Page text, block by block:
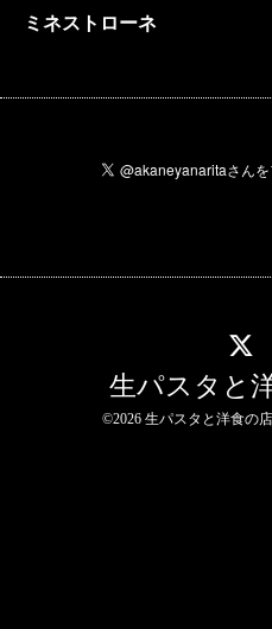
ミネストローネ
生パスタと
©2026 生パスタと洋食の